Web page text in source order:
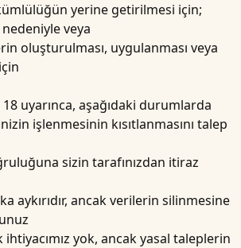
yerine getirilmesi için;
veya
oluşturulması, uygulanması veya
uyarınca, aşağıdaki durumlarda
işlenmesinin kısıtlanmasını talep
sizin tarafınızdan itiraz
aykırıdır, ancak verilerin silinmesine
ihtiyacımız yok, ancak yasal taleplerin